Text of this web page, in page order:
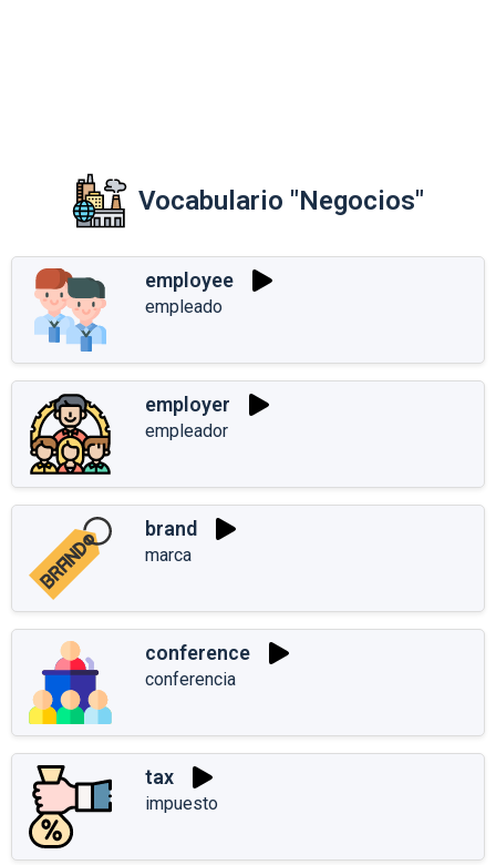
Vocabulario "Negocios"
employee
empleado
employer
empleador
brand
marca
conference
conferencia
tax
impuesto